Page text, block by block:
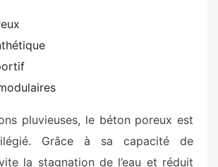
pluvieuses, le béton poreux est
Grâce à sa capacité de
la stagnation de l’eau et réduit